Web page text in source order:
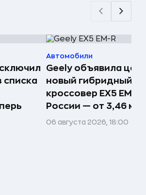
списка
Автомобили
Geely объявила
новый гибридный
кроссовер EX5 EM-R
России — от 3,46
06 августа 2026, 18:00